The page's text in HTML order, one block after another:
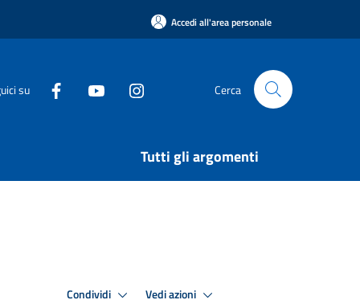
Accedi all'area personale
su Cerca
Tutti gli argomenti
Condividi Vedi azioni